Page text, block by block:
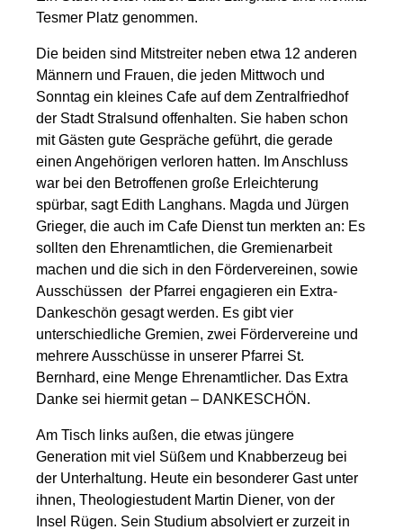
Tesmer Platz genommen.
Die beiden sind Mitstreiter neben etwa 12 anderen
Männern und Frauen, die jeden Mittwoch und
Sonntag ein kleines Cafe auf dem Zentralfriedhof
der Stadt Stralsund offenhalten. Sie haben schon
mit Gästen gute Gespräche geführt, die gerade
einen Angehörigen verloren hatten. Im Anschluss
war bei den Betroffenen große Erleichterung
spürbar, sagt Edith Langhans. Magda und Jürgen
Grieger, die auch im Cafe Dienst tun merkten an: Es
sollten den Ehrenamtlichen, die Gremienarbeit
machen und die sich in den Fördervereinen, sowie
Ausschüssen der Pfarrei engagieren ein Extra-
Dankeschön gesagt werden. Es gibt vier
unterschiedliche Gremien, zwei Fördervereine und
mehrere Ausschüsse in unserer Pfarrei St.
Bernhard, eine Menge Ehrenamtlicher. Das Extra
Danke sei hiermit getan – DANKESCHÖN.
Am Tisch links außen, die etwas jüngere
Generation mit viel Süßem und Knabberzeug bei
der Unterhaltung. Heute ein besonderer Gast unter
ihnen, Theologiestudent Martin Diener, von der
Insel Rügen. Sein Studium absolviert er zurzeit in